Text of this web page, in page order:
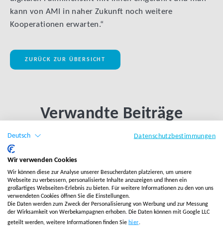
kann von AMI in naher Zukunft noch weitere
Kooperationen erwarten.“
ZURÜCK ZUR ÜBERSICHT
Verwandte Beiträge
Deutsch Datenschutzbestimmungen
Wir verwenden Cookies
Wir können diese zur Analyse unserer Besucherdaten platzieren, um unsere
Webseite zu verbessern, personalisierte Inhalte anzuzeigen und Ihnen ein
großartiges Webseiten-Erlebnis zu bieten. Für weitere Informationen zu den von uns
verwendeten Cookies öffnen Sie die Einstellungen.
Die Daten werden zum Zweck der Personalisierung von Werbung und zur Messung
der Wirksamkeit von Werbekampagnen erhoben. Die Daten können mit Google LLC
geteilt werden, weitere Informationen finden Sie hier.